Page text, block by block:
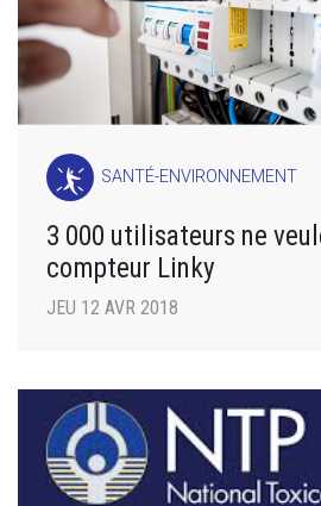
SANTÉ-ENVIRONNEMENT
3 000 utilisateurs ne
compteur Linky
JEU 12 AVR 2018